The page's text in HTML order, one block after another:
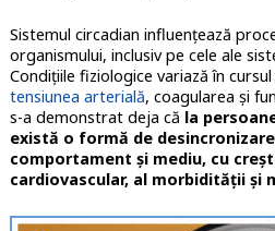
Sistemul circadian influențează
organismului, inclusiv pe cele ale
Condițiile fiziologice variază în
tensiunea arterială, coagularea și
s-a demonstrat deja că la
există o formă de
comportament și mediu, cu
cardiovascular, al morbidității și